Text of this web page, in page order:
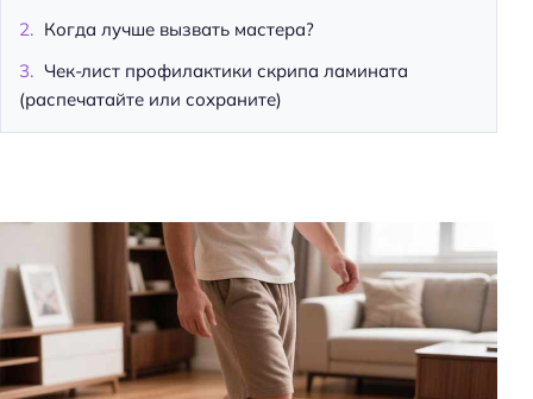
Когда лучше вызвать мастера?
Чек-лист профилактики скрипа ламината
(распечатайте или сохраните)